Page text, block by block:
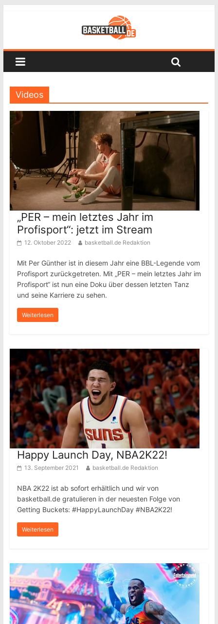
Videos
„PER – mein letztes Jahr im
Profisport“: jetzt im Stream
12. Oktober 2022 basketball.de Redaktion
Mit Per Günther ist in diesem Jahr eine BBL-Legende vom
Profisport zurückgetreten. Mit „PER – mein letztes Jahr im
Profisport“ ist nun eine Doku über dessen letzten Tanz
und seine Karriere zu sehen.
Weiterlesen
Happy Launch Day, NBA2K22!
13. September 2021 basketball.de Redaktion
NBA 2K22 ist ab sofort erhältlich und wir von
basketball.de gratulieren in der neuesten Folge von
Getting Buckets: #HappyLaunchDay #NBA2K22!
Weiterlesen